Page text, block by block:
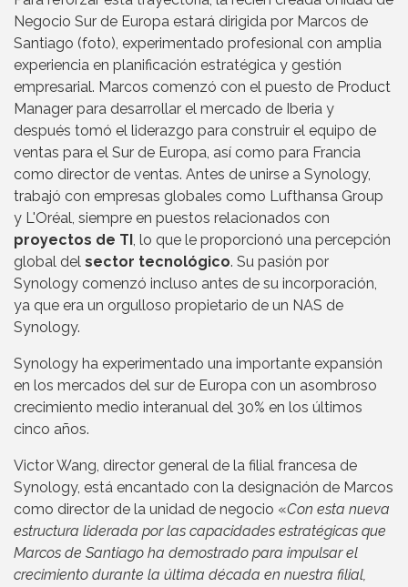
Negocio Sur de Europa estará dirigida por Marcos de
Santiago (foto), experimentado profesional con amplia
experiencia en planificación estratégica y gestión
empresarial. Marcos comenzó con el puesto de Product
Manager para desarrollar el mercado de Iberia y
después tomó el liderazgo para construir el equipo de
ventas para el Sur de Europa, así como para Francia
como director de ventas. Antes de unirse a Synology,
trabajó con empresas globales como Lufthansa Group
y L'Oréal, siempre en puestos relacionados con
proyectos de TI , lo que le proporcionó una percepción
global del sector tecnológico. Su pasión por
Synology comenzó incluso antes de su incorporación,
ya que era un orgulloso propietario de un NAS de
Synology.
Synology ha experimentado una importante expansión
en los mercados del sur de Europa con un asombroso
crecimiento medio interanual del 30% en los últimos
cinco años.
Victor Wang, director general de la filial francesa de
Synology, está encantado con la designación de Marcos
como director de la unidad de negocio «Con esta nueva
estructura liderada por las capacidades estratégicas que
Marcos de Santiago ha demostrado para impulsar el
crecimiento durante la última década en nuestra filial,